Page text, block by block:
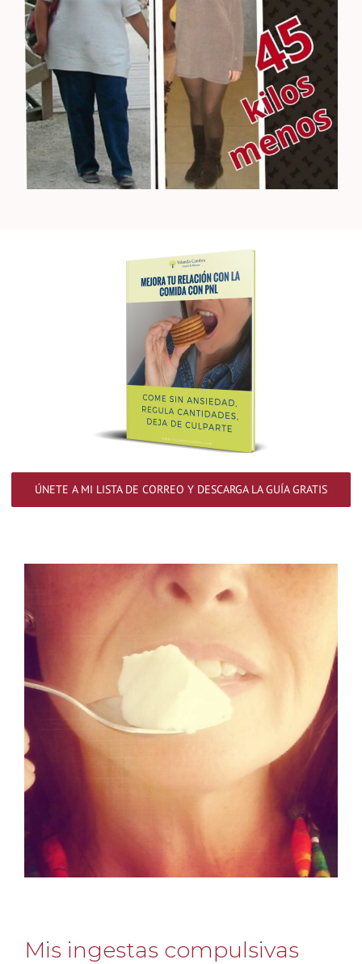
ÚNETE A MI LISTA DE CORREO Y DESCARGA LA GUÍA GRATIS
Mis ingestas compulsivas